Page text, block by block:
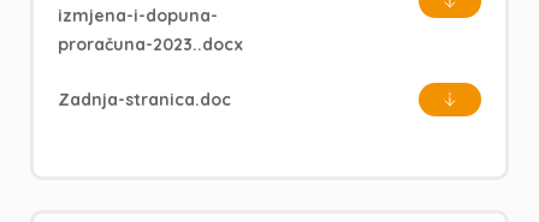
izmjena-i-dopuna-
proračuna-2023..docx
Zadnja-stranica.doc